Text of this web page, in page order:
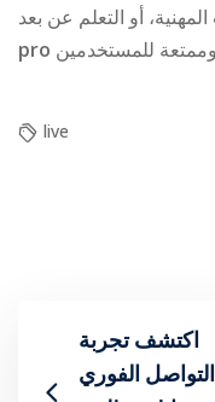
pro
live
اكتشف تجربة
التواصل الفوري